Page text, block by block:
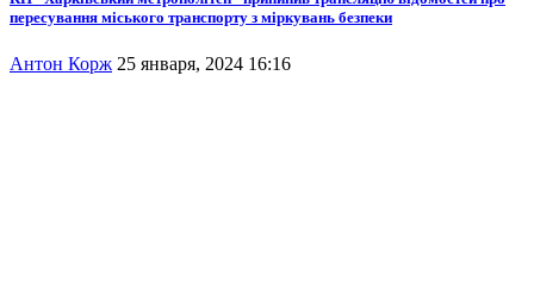
пересування міського транспорту з міркувань безпеки
Антон Корж 25 января, 2024 16:16